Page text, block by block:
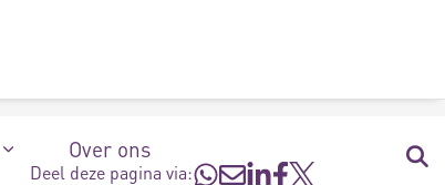
Over ons
Deel deze pagina via: